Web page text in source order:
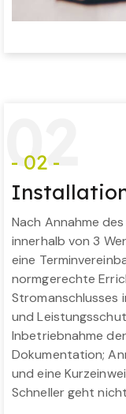
02
- 02 -
Nach Annahme
innerhalb von 3
eine
normgerechte
Stromanschlusses
und
Inbetriebnahme
Dokumentation;
und eine
Schneller geht